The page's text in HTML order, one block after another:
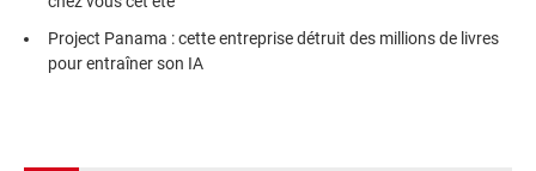
Project Panama : cette entreprise détruit des millions de livres
pour entraîner son IA